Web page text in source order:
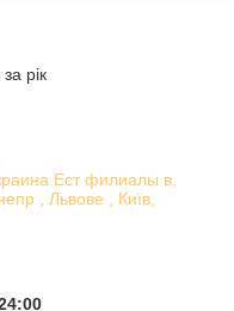
рік
Ест филиалы в,
, Львове , Київ,